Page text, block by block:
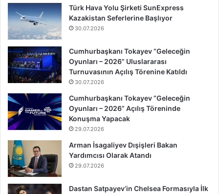
Türk Hava Yolu Şirketi SunExpress
Kazakistan Seferlerine Başlıyor
30.07.2026
Cumhurbaşkanı Tokayev “Geleceğin
Oyunları – 2026” Uluslararası
Turnuvasının Açılış Törenine Katıldı
30.07.2026
Cumhurbaşkanı Tokayev “Geleceğin
Oyunları – 2026” Açılış Töreninde
Konuşma Yapacak
29.07.2026
Arman İsagaliyev Dışişleri Bakan
Yardımcısı Olarak Atandı
29.07.2026
Dastan Satpayev’in Chelsea Formasıyla İlk